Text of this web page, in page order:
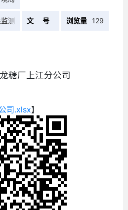
测 文 号 浏览量 129
糖厂上江分公司
司.xlsx】